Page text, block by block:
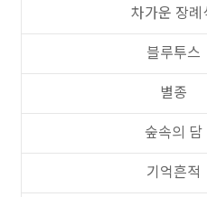
차가운 장례
블루투스
별종
숲속의 담
기억흔적